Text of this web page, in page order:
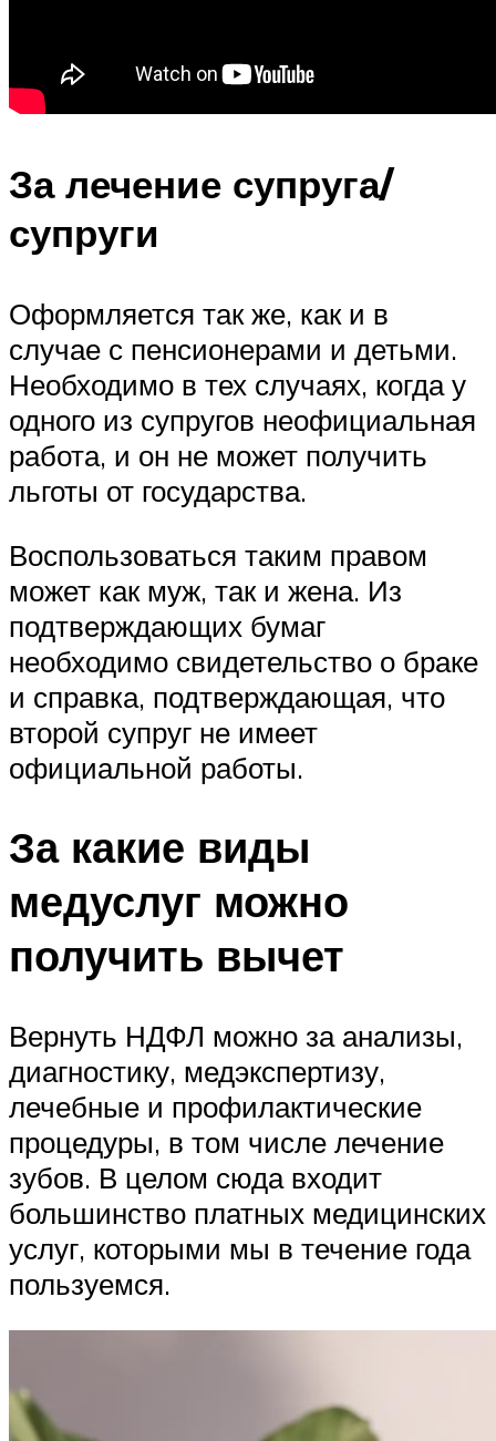
За лечение супруга/
супруги
Оформляется так же, как и в
случае с пенсионерами и детьми.
Необходимо в тех случаях, когда у
одного из супругов неофициальная
работа, и он не может получить
льготы от государства.
Воспользоваться таким правом
может как муж, так и жена. Из
подтверждающих бумаг
необходимо свидетельство о браке
и справка, подтверждающая, что
второй супруг не имеет
официальной работы.
За какие виды
медуслуг можно
получить вычет
Вернуть НДФЛ можно за анализы,
диагностику, медэкспертизу,
лечебные и профилактические
процедуры, в том числе лечение
зубов. В целом сюда входит
большинство платных медицинских
услуг, которыми мы в течение года
пользуемся.